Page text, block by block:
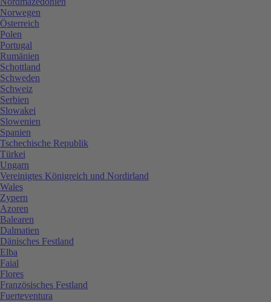
Norwegen
Österreich
Polen
Portugal
Rumänien
Schottland
Schweden
Schweiz
Serbien
Slowakei
Slowenien
Spanien
Tschechische Republik
Türkei
Ungarn
Vereinigtes Königreich und Nordirland
Wales
Zypern
Azoren
Balearen
Dalmatien
Dänisches Festland
Elba
Faial
Flores
Französisches Festland
Fuerteventura